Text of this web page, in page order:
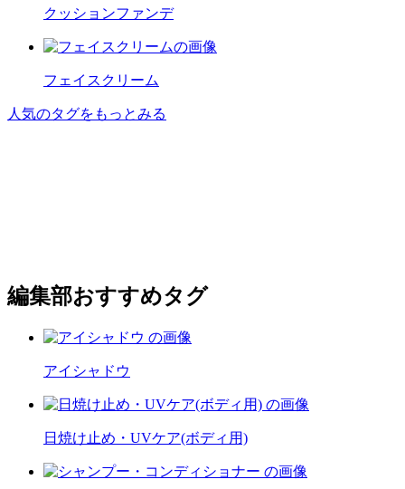
クッションファンデ
フェイスクリーム
人気のタグをもっとみる
編集部おすすめタグ
アイシャドウ
日焼け止め・UVケア(ボディ用)